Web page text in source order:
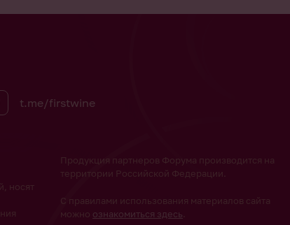
t.me/firstwine
носят
Продукция партнеров Форума производится на
территории Российской Федерации.
С правилами использования материалов сайта
можно ознакомиться здесь